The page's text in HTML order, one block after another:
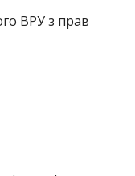
ВРУ з прав